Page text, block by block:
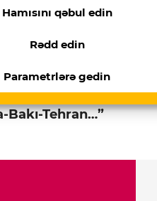
Hamısını qəbul edin
Rədd edin
Parametrlərə gedin
putinin-seferi-
▸Stanislav Tarasov:
format”a
Bakı-Tehran…”